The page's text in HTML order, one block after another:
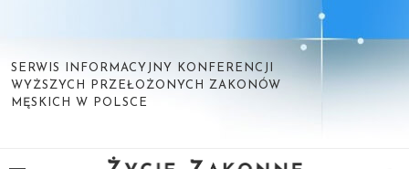
SERWIS INFORMACYJNY KONFERENCJI
WYŻSZYCH PRZEŁOŻONYCH ZAKONÓW
MĘSKICH W POLSCE